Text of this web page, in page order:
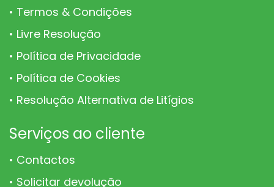
Termos & Condições
Livre Resolução
Política de Privacidade
Política de Cookies
Resolução Alternativa de Litígios
Serviços ao cliente
Contactos
Solicitar devolução